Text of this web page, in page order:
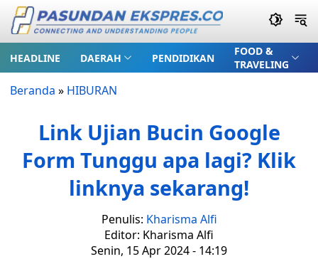
HEADLINE DAERAH PENDIDIKAN
FOOD &
TRAVELING
Beranda » HIBURAN
Link Ujian Bucin Google
Form Tunggu apa lagi? Klik
linknya sekarang!
Penulis: Kharisma Alfi
Editor: Kharisma Alfi
Senin, 15 Apr 2024 - 14:19